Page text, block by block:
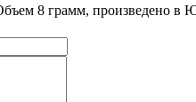
8 грамм, произведено в